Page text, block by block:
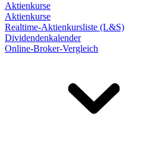
Aktienkurse
Aktienkurse
Realtime-Aktienkursliste (L&S)
Dividendenkalender
Online-Broker-Vergleich